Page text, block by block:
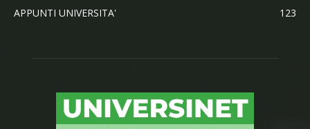
APPUNTI UNIVERSITA'
123